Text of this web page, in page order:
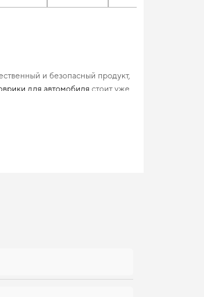
и безопасный продукт,
для автомобиля стоит уже